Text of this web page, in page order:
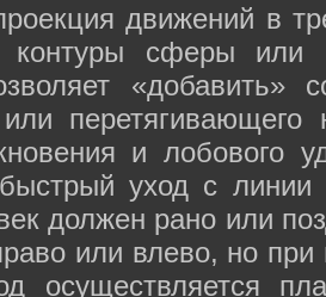
движений в
контуры сферы или
«добавить»
перетягивающего
и лобового
быстрый уход с
должен рано или
или влево, но
осуществляется